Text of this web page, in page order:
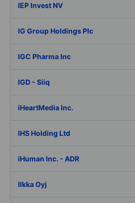
IEP Invest NV
IG Group Holdings Plc
IGC Pharma Inc
IGD - Siiq
iHeartMedia Inc.
IHS Holding Ltd
iHuman Inc. - ADR
Ilkka Oyj